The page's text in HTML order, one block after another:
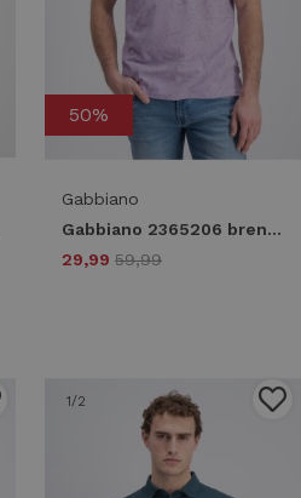
50%
Gabbiano
Gabbiano 2365206 brenzi Poloshirts 2341 lavender sky
29,99 59,99
1/2